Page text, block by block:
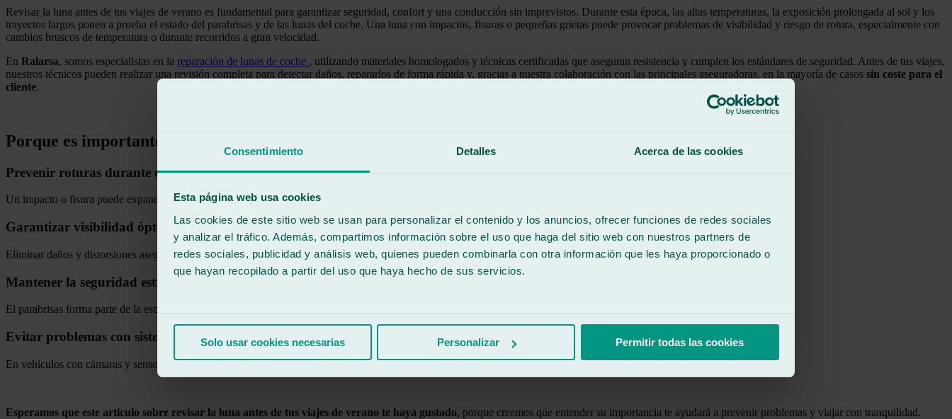
Consentimiento Detalles Acerca de las cookies
Esta página web usa cookies
Las cookies de este sitio web se usan para personalizar el contenido y los anuncios, ofrecer funciones de redes sociales
y analizar el tráfico. Además, compartimos información sobre el uso que haga del sitio web con nuestros partners de
redes sociales, publicidad y análisis web, quienes pueden combinarla con otra información que les haya proporcionado o
que hayan recopilado a partir del uso que haya hecho de sus servicios.
Solo usar cookies necesarias Personalizar Permitir todas las cookies
Revisar la luna antes de tus viajes de verano es fundamental para garantizar seguridad, confort y una conducción sin imprevistos. Durante esta época, las altas temperaturas, la exposición prolongada al sol y los
trayectos largos ponen a prueba el estado del parabrisas y de las lunas del coche. Una luna con impactos, fisuras o pequeñas grietas puede provocar problemas de visibilidad y riesgo de rotura, especialmente con
cambios bruscos de temperatura o durante recorridos a gran velocidad.
En Ralarsa, somos especialistas en la reparación de lunas de coche , utilizando materiales homologados y técnicas certificadas que aseguran resistencia y cumplen los estándares de seguridad. Antes de tus viajes,
nuestros técnicos pueden realizar una revisión completa para detectar daños, repararlos de forma rápida y, gracias a nuestra colaboración con las principales aseguradoras, en la mayoría de casos sin coste para el
cliente.
Porque es importante
Prevenir roturas durante el viaje
Un impacto o fisura puede expandirse por las vibraciones y el calor, provocando la rotura del cristal en plena carretera.
Garantizar visibilidad óptima
Eliminar daños y distorsiones asegura que nada interfiera con la visión, especialmente en trayectos largos o de noche.
Mantener la seguridad estructural del vehículo
El parabrisas forma parte de la estructura del coche, y cualquier daño reduce su resistencia.
Evitar problemas con sistemas ADAS
En vehículos con cámaras y sensores, revisar y reparar la luna evita errores y mantiene la precisión de estos sistemas.
Esperamos que este artículo sobre revisar la luna antes de tus viajes de verano te haya gustado, porque creemos que entender su importancia te ayudará a prevenir problemas y viajar con tranquilidad.